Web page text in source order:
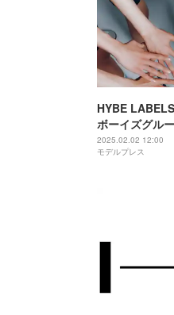
HYBE
ボーイズグル
テレでオーデ
【応援-HIGH
2025.02.02 12:00
モデルプレス